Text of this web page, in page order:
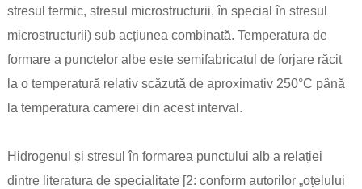
stresul termic, stresul microstructurii, în special în stresul
microstructurii) sub acțiunea combinată. Temperatura de
formare a punctelor albe este semifabricatul de forjare răcit
la o temperatură relativ scăzută de aproximativ 250°C până
la temperatura camerei din acest interval.
Hidrogenul și stresul în formarea punctului alb a relației
dintre literatura de specialitate [2: conform autorilor „oțelului